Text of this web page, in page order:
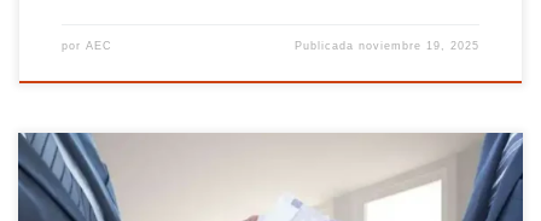
por AEC Publicadanoviembre 19, 2025